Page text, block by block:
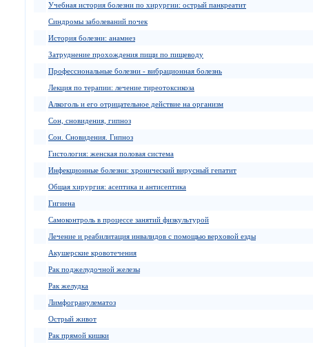
Учебная история болезни по хирургии: острый панкреатит
Синдромы заболеваний почек
История болезни: анамнез
Затруднение прохождения пищи по пищеводу
Профессиональные болезни - вибрационная болезнь
Лекция по терапии: лечение тиреотоксикоза
Алкоголь и его отрицательное действие на организм
Сон, сновидения, гипноз
Сон. Сновидения. Гипноз
Гистология: женская половая система
Инфекционные болезни: хронический вирусный гепатит
Общая хирургия: асептика и антисептика
Гигиена
Самоконтроль в процессе занятий физкультурой
Лечение и реабилитация инвалидов с помощью верховой езды
Акушерские кровотечения
Рак поджелудочной железы
Рак желудка
Лимфогранулематоз
Острый живот
Рак прямой кишки